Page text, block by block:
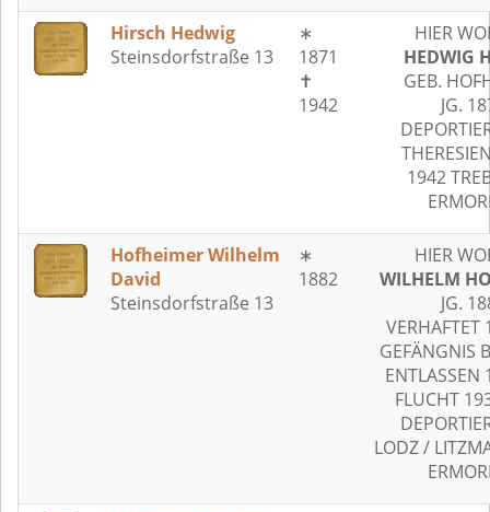
Hirsch Hedwig
Steinsdorfstraße 13
∗
1871
✝
1942
HIER
HEDWIG
GEB.
JG.
1942
Hofheimer Wilhelm
David
Steinsdorfstraße 13
∗
1882
HIER
WILHELM
JG.
VERHAFTET
GEFÄNGNIS
ENTLASSEN
FLUCHT
LODZ /